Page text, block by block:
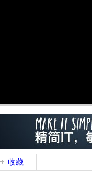
收藏